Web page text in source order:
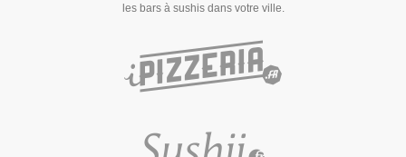
les bars à sushis dans votre ville.